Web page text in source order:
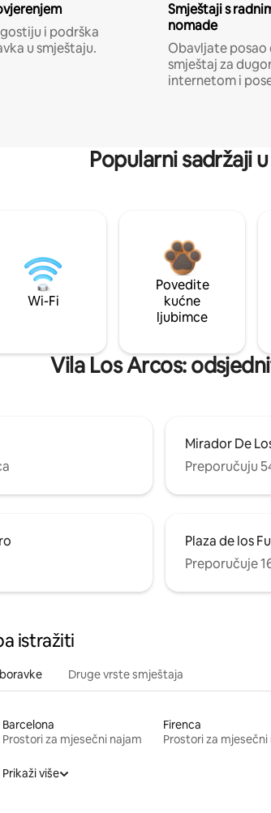
i podrška
u smještaju.
Smještaji s
nomade
Obavljate
smještaj za
internetom i
Popularni sadržaji
Wi-Fi
Povedite
kućne
ljubimce
Vila Los Arcos:
Mirador De
Preporučuju
Plaza de los
Preporučuje
istražiti
Druge vrste smještaja
Barcelona
Prostori za mjesečni najam
Firenca
Prostori za mjesečni
Prikaži više